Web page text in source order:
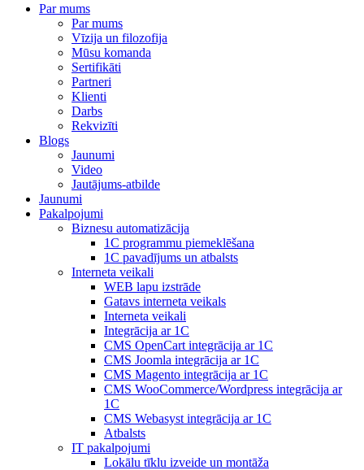
Par mums
Par mums
Vīzija un filozofija
Mūsu komanda
Sertifikāti
Partneri
Klienti
Darbs
Rekvizīti
Blogs
Jaunumi
Video
Jautājums-atbilde
Jaunumi
Pakalpojumi
Biznesu automatizācija
1С programmu piemeklēšana
1С pavadījums un atbalsts
Interneta veikali
WEB lapu izstrāde
Gatavs interneta veikals
Interneta veikali
Integrācija ar 1C
CMS OpenCart integrācija ar 1C
CMS Joomla integrācija ar 1C
CMS Magento integrācija ar 1C
CMS WooCommerce/Wordpress integrācija ar
1C
CMS Webasyst integrācija ar 1C
Atbalsts
IT pakalpojumi
Lokālu tīklu izveide un montāža